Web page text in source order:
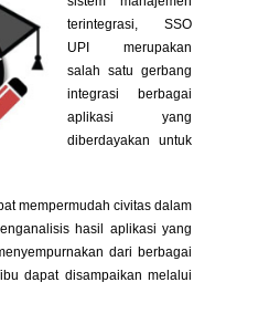
terintegrasi, SSO
UPI merupakan
salah satu gerbang
integrasi berbagai
aplikasi yang
diberdayakan untuk
mempermudah civitas dalam
hasil aplikasi yang
dari berbagai
dapat disampaikan melalui